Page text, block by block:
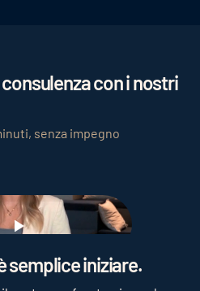
con i nostri
senza impegno
semplice iniziare.